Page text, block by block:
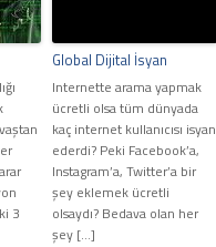
3
Global Dijital İsyan
Internette arama yapmak
ücretli olsa tüm dünyada
kaç internet kullanıcısı isyan
ederdi? Peki Facebook’a,
Instagram’a, Twitter’a bir
şey eklemek ücretli
olsaydı? Bedava olan her
şey […]